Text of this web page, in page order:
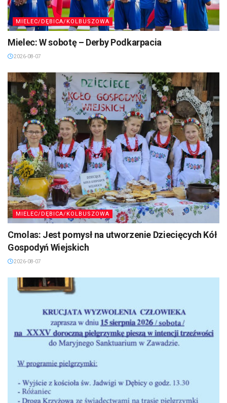
MIELEC/DĘBICA/KOLBUSZOWA
Mielec: W sobotę – Derby Podkarpacia
2026-08-07
MIELEC/DĘBICA/KOLBUSZOWA
Cmolas: Jest pomysł na utworzenie Dziecięcych Kół
Gospodyń Wiejskich
2026-08-07